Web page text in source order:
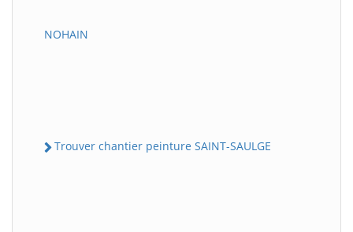
NOHAIN
Trouver chantier peinture SAINT-SAULGE